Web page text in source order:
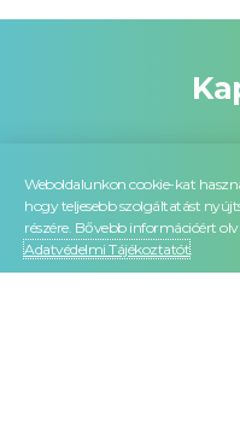
Weboldalunkon cookie-kat
hogy teljesebb szolgáltatást
részére. Bővebb információért
Adatvédelmi Tájékoztatót.